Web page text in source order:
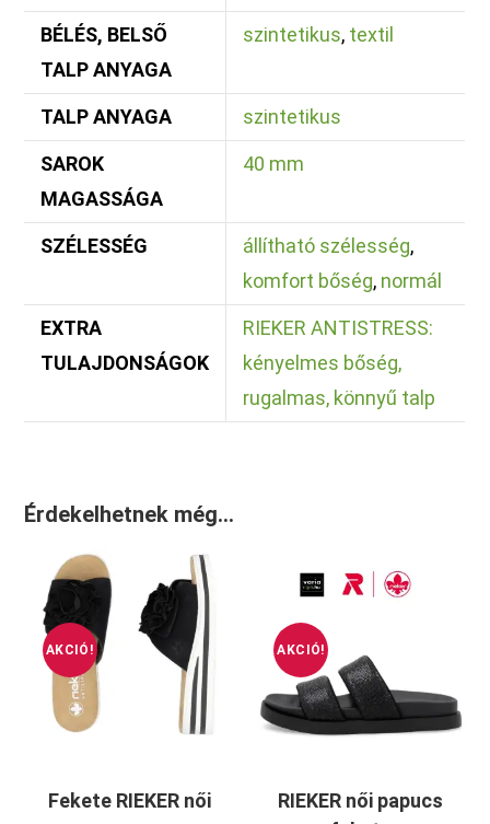
BÉLÉS, BELSŐ
TALP ANYAGA
szintetikus, textil
TALP ANYAGA szintetikus
SAROK
MAGASSÁGA
40 mm
SZÉLESSÉG állítható szélesség,
komfort bőség, normál
EXTRA
TULAJDONSÁGOK
RIEKER ANTISTRESS:
kényelmes bőség,
rugalmas, könnyű talp
Érdekelhetnek még…
AKCIÓ!
Fekete RIEKER női
AKCIÓ!
RIEKER női papucs